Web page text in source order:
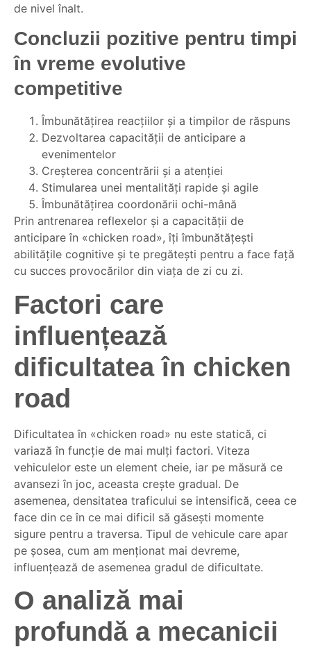
de nivel înalt.
Concluzii pozitive pentru timpi
în vreme evolutive
competitive
Îmbunătățirea reacțiilor și a timpilor de răspuns
Dezvoltarea capacității de anticipare a
evenimentelor
Creșterea concentrării și a atenției
Stimularea unei mentalități rapide și agile
Îmbunătățirea coordonării ochi-mână
Prin antrenarea reflexelor și a capacității de
anticipare în «chicken road», îți îmbunătățești
abilitățile cognitive și te pregătești pentru a face față
cu succes provocărilor din viața de zi cu zi.
Factori care
influențează
dificultatea în chicken
road
Dificultatea în «chicken road» nu este statică, ci
variază în funcție de mai mulți factori. Viteza
vehiculelor este un element cheie, iar pe măsură ce
avansezi în joc, aceasta crește gradual. De
asemenea, densitatea traficului se intensifică, ceea ce
face din ce în ce mai dificil să găsești momente
sigure pentru a traversa. Tipul de vehicule care apar
pe șosea, cum am menționat mai devreme,
influențează de asemenea gradul de dificultate.
O analiză mai
profundă a mecanicii